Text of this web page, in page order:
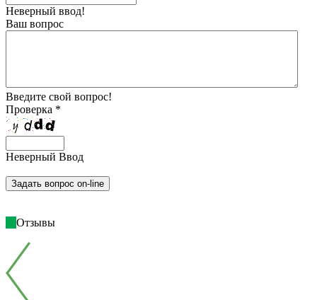
Неверный ввод!
Ваш вопрос
Введите свой вопрос!
Проверка *
Неверный Ввод
Отзывы